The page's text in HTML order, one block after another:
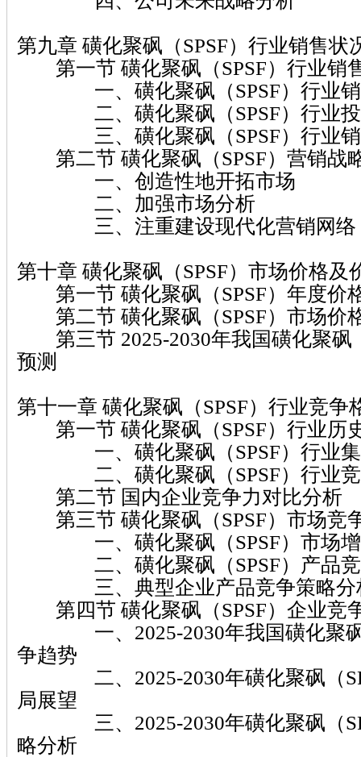
第九章 磺化聚砜（SPSF）行业销售状
第一节 磺化聚砜（SPSF）行业销
一、磺化聚砜（SPSF）行业销
二、磺化聚砜（SPSF）行业投
三、磺化聚砜（SPSF）行业销
第二节 磺化聚砜（SPSF）营销战
一、创造性地开拓市场
二、加强市场分析
三、注重建设现代化营销网络
第十章 磺化聚砜（SPSF）市场价格及
第一节 磺化聚砜（SPSF）年度价
第二节 磺化聚砜（SPSF）市场价
第三节 2025-2030年我国磺化聚砜
预测
第十一章 磺化聚砜（SPSF）行业竞争
第一节 磺化聚砜（SPSF）行业历
一、磺化聚砜（SPSF）行业集
二、磺化聚砜（SPSF）行业竞
第二节 国内企业竞争力对比分析
第三节 磺化聚砜（SPSF）市场竞
一、磺化聚砜（SPSF）市场增
二、磺化聚砜（SPSF）产品竞
三、典型企业产品竞争策略分
第四节 磺化聚砜（SPSF）企业竞
一、2025-2030年我国磺化聚砜
争趋势
二、2025-2030年磺化聚砜（
局展望
三、2025-2030年磺化聚砜（
略分析